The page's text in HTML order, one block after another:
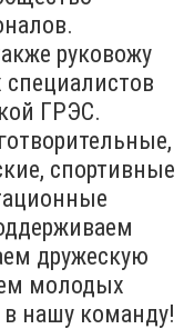
руковожу
ГРЭС.
спортивные
дружескую
молодых
нашу команду!